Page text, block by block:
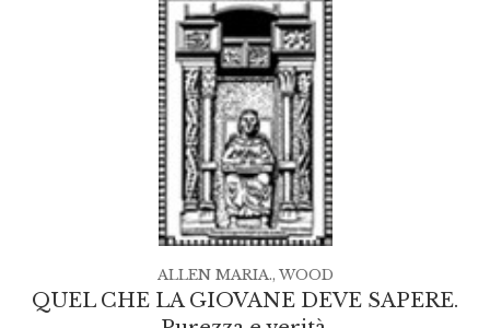
QUEL CHE LA GIOVANE DEVE SAPERE.
ALLEN MARIA., WOOD